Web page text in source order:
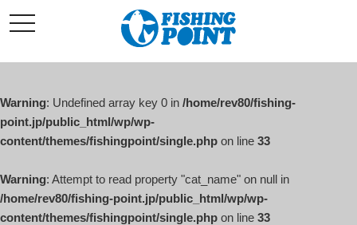
ン
ン
へ
ス
キ
プ
t
o
l
v
i
a
o
n
Warning: Undefined array key 0 in /home/rev80/fishing-
point.jp/public_html/wp/wp-
content/themes/fishingpoint/single.php on line 33
Warning: Attempt to read property "cat_name" on null in
/home/rev80/fishing-point.jp/public_html/wp/wp-
content/themes/fishingpoint/single.php on line 33